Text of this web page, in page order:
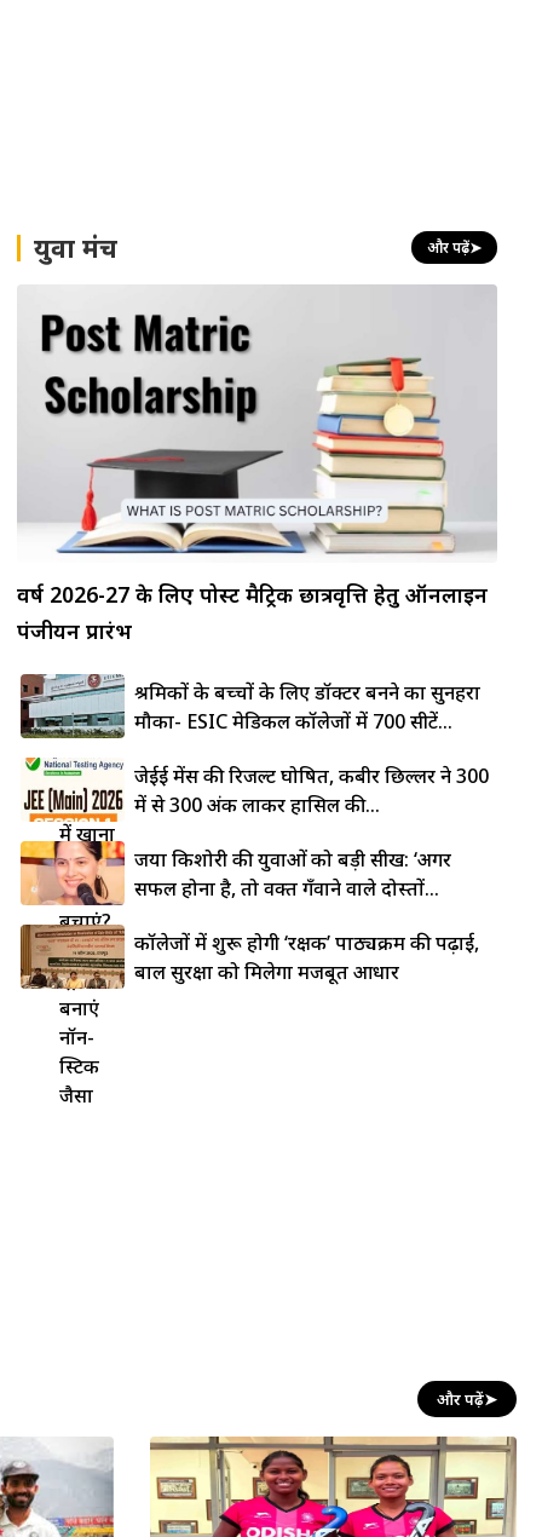
लोहे की
कड़ाही
में खाना
चिपकने
से कैसे
बचाएं?
5 देसी
ट्रिक्स से
बनाएं
नॉन-
स्टिक
जैसा
युवा मंच और पढ़ें➤
वर्ष 2026-27 के लिए पोस्ट मैट्रिक छात्रवृत्ति हेतु ऑनलाइन
पंजीयन प्रारंभ
श्रमिकों के बच्चों के लिए डॉक्टर बनने का सुनहरा
मौका- ESIC मेडिकल कॉलेजों में 700 सीटें...
जेईई मेंस की रिजल्ट घोषित, कबीर छिल्लर ने 300
में से 300 अंक लाकर हासिल की...
जया किशोरी की युवाओं को बड़ी सीख: ‘अगर
सफल होना है, तो वक्त गँवाने वाले दोस्तों...
कॉलेजों में शुरू होगी ‘रक्षक’ पाठ्यक्रम की पढ़ाई,
बाल सुरक्षा को मिलेगा मजबूत आधार
और पढ़ें➤